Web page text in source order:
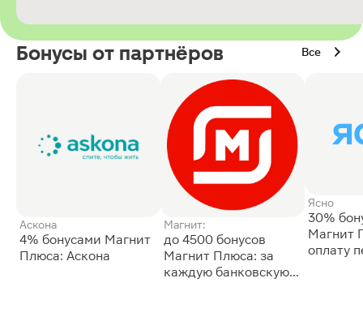
Бонусы от партнёров Все
Аскона
4% бонусами Магнит
Плюса: Аскона
Магнит:
до 4500 бонусов
Магнит Плюса: за
каждую банковскую
Ясно
30%
Магнит
оплату